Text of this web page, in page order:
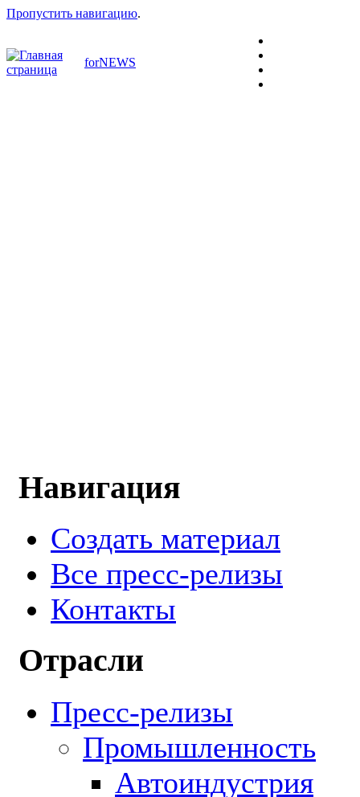
Пропустить навигацию.
forNEWS
Навигация
Создать материал
Все пресс-релизы
Контакты
Отрасли
Пресс-релизы
Промышленность
Автоиндустрия